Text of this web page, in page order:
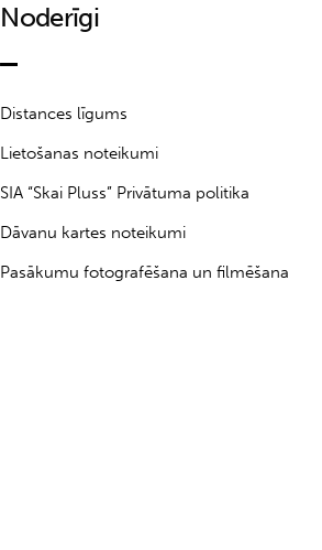
Noderīgi
Distances līgums
Lietošanas noteikumi
SIA “Skai Pluss” Privātuma politika
Dāvanu kartes noteikumi
Pasākumu fotografēšana un filmēšana